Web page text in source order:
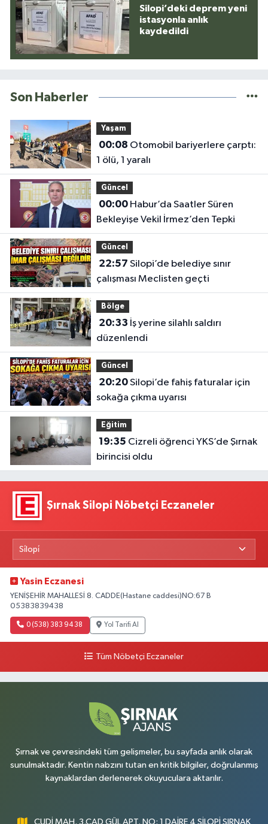
Silopi’deki deprem yeni
istasyonla anlık
kaydedildi
Son Haberler
Yaşam
00:08
1 ölü, 1 yaralı
Güncel
00:00Habur’da Saatler Süren
Bekleyişe Vekil İrmez’den Tepki
Güncel
22:57
çalışması Meclisten geçti
Bölge
20:33
düzenlendi
Güncel
20:20Silopi’de fahiş faturalar için
sokağa çıkma uyarısı
Eğitim
19:35
birincisi oldu
Şırnak Silopi Nöbetçi Eczaneler
Yasin Eczanesi
YENİŞEHİR MAHALLESİ 8. CADDE(Hastane caddesi)NO:67 B
05383839438
0 (538) 383 94 38 Yol Tarifi Al
Tüm Nöbetçi Eczaneler
Şırnak ve çevresindeki tüm gelişmeler, bu sayfada anlık olarak
sunulmaktadır. Kentin nabzını tutan en kritik bilgiler, doğrulanmış
kaynaklardan derlenerek okuyuculara aktarılır.
CUDİ MAH. 3.CAD GÜL APT. NO: 1 DAİRE 4 SİLOPİ ŞIRNAK